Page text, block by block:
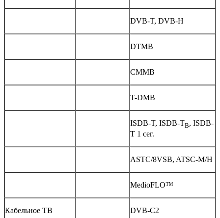
DVB-T, DVB-H
DTMB
CMMB
T-DMB
ISDB-T, ISDB-TB, ISDB-
T 1 сег.
ASTC/8VSB, ATSC-M/H
MedioFLO™
Кабельное ТВ DVB-C2